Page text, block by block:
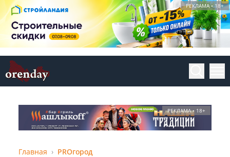
РЕКЛАМА • 18+
РЕКЛАМА • 18+
Главная PROгород